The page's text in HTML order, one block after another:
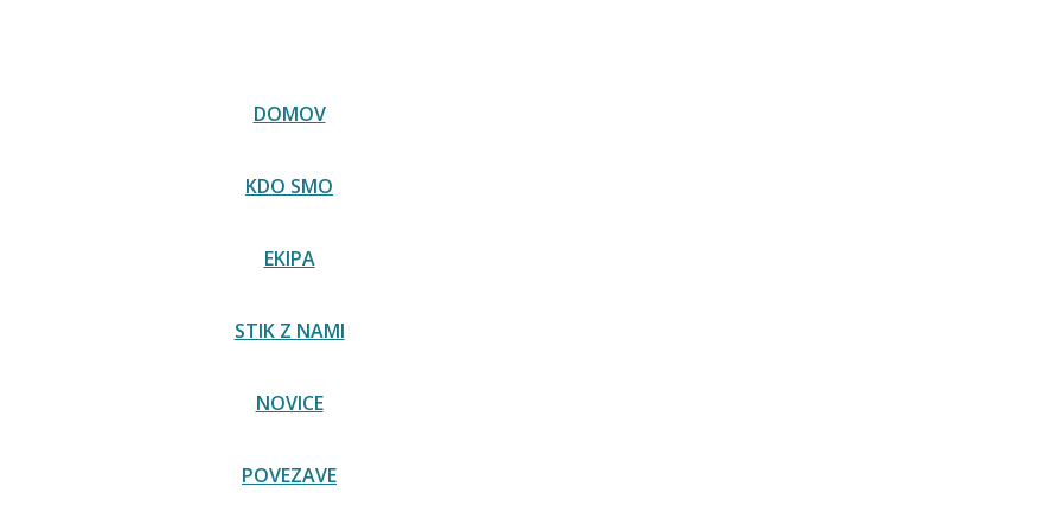
DOMOV
KDO SMO
EKIPA
STIK Z NAMI
NOVICE
POVEZAVE